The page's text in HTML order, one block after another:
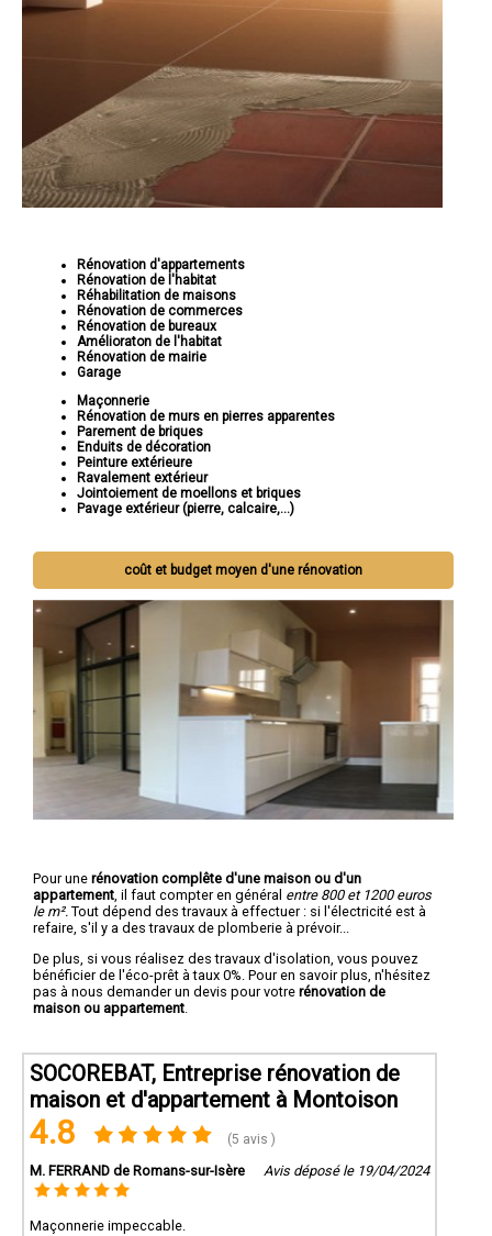
Rénovation d'appartements
Rénovation de l'habitat
Réhabilitation de maisons
Rénovation de commerces
Rénovation de bureaux
Amélioraton de l'habitat
Rénovation de mairie
Garage
Maçonnerie
Rénovation de murs en pierres apparentes
Parement de briques
Enduits de décoration
Peinture extérieure
Ravalement extérieur
Jointoiement de moellons et briques
Pavage extérieur (pierre, calcaire,...)
coût et budget moyen d'une rénovation
Pour une rénovation complête d'une maison ou d'un
appartement , il faut compter en général entre 800 et 1200 euros
le m². Tout dépend des travaux à effectuer : si l'électricité est à
refaire, s'il y a des travaux de plomberie à prévoir...
De plus, si vous réalisez des travaux d'isolation, vous pouvez
bénéficier de l'éco-prêt à taux 0%. Pour en savoir plus, n'hésitez
pas à nous demander un devis pour votre rénovation de
maison ou appartement
SOCOREBAT, Entreprise rénovation de
maison et d'appartement à Montoison
4.8 (5 avis )
M. FERRAND de Romans-sur-Isère Avis déposé le 19/04/2024
Maçonnerie impeccable.